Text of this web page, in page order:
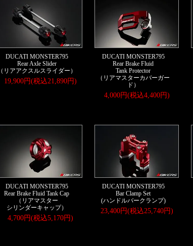
DUCATI MONSTER795
Rear Axle Slider
（リアアクスルスライダー）
19,900円(税込21,890円)
DUCATI MONSTER795
Rear Brake Fluid
Tank Protector
（リアマスターカバーガー
ド）
4,000円(税込4,400円)
DUCATI MONSTER795
Rear Brake Fluid Tank Cap
（リアマスター
シリンダーキャップ）
4,700円(税込5,170円)
DUCATI MONSTER795
Bar Clamp Set
(ハンドルバークランプ)
23,400円(税込25,740円)